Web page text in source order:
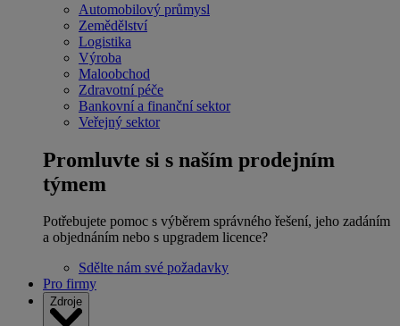
Automobilový průmysl
Zemědělství
Logistika
Výroba
Maloobchod
Zdravotní péče
Bankovní a finanční sektor
Veřejný sektor
Promluvte si s naším prodejním
týmem
Potřebujete pomoc s výběrem správného řešení, jeho zadáním
a objednáním nebo s upgradem licence?
Sdělte nám své požadavky
Pro firmy
Zdroje